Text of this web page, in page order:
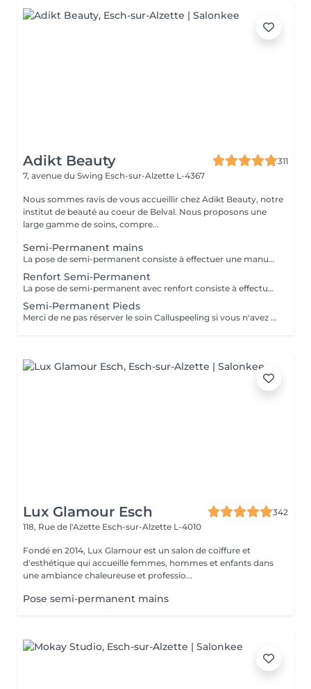
Adikt Beauty
311
7, avenue du Swing Esch-sur-Alzette L-4367
Nous sommes ravis de vous accueillir chez Adikt Beauty, notre
institut de beauté au coeur de Belval. Nous proposons une
large gamme de soins, compre...
Semi-Permanent mains
La pose de semi-permanent consiste à effectuer une manucure simple et poser un vernis semi-permanent sur les ongles naturels pour une tenue de 3 à 4 semaines. La dépose de semi-permanent consiste à retirer le semi-permanent présent sur les ongles. MERCI DE SÉLECTIONNER LES DÉCORATIONS EN SUPPLÉMENT (french, babyboomer, strass,) QUE VOUS SOUHAITEZ FAIRE À CHAQUE RENDEZ-VOUS.
Renfort Semi-Permanent
La pose de semi-permanent avec renfort consiste à effectuer une manucure simple et poser un vernis semi-permanent sur une base renforçante pour une tenue plus longue, sans casse, pour une tenue de 3 à 4 semaines. MERCI DE SÉLECTIONNER LES DÉCORATIONS EN SUPPLÉMENT (french, babyboomer, strass,) QUE VOUS SOUHAITEZ FAIRE À CHAQUE RENDEZ-VOUS.
Semi-Permanent Pieds
Merci de ne pas réserver le soin Calluspeeling si vous n'avez pas ou très peu de callosités !!! La pose de semi-permanent consiste à limer les ongles, retirer les cuticules et poser un vernis semi-permanent sur les ongles naturels pour une tenue de 3 à 4 semaines. Il est inutile de sélectionner une pédicure en plus du semi-permanent !!! La dépose de semi-permanent consiste à retirer le semi-permanent présent sur les ongles.
Lux Glamour Esch
342
118, Rue de l'Azette Esch-sur-Alzette L-4010
Fondé en 2014, Lux Glamour est un salon de coiffure et
d'esthétique qui accueille femmes, hommes et enfants dans
une ambiance chaleureuse et professio...
Pose semi-permanent mains